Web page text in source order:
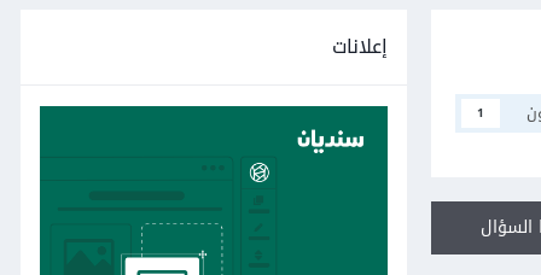
1
إعلانات